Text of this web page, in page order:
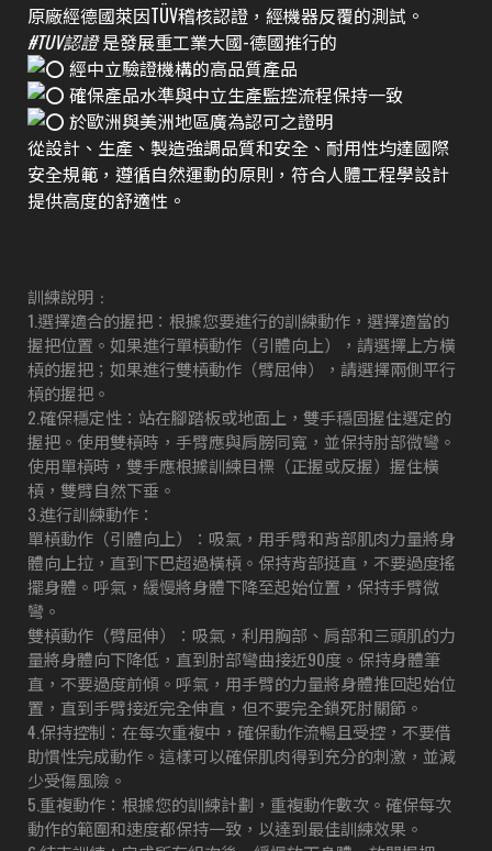
原廠經德國萊因TÜV稽核認證，經機器反覆的測試。
#TUV認證是發展重工業大國-德國推行的
經中立驗證機構的高品質產品
確保產品水準與中立生產監控流程保持一致
於歐洲與美洲地區廣為認可之證明
從設計、生產、製造強調品質和安全、耐用性均達國際
安全規範，遵循自然運動的原則，符合人體工程學設計
提供高度的舒適性。
訓練說明﹕
1.選擇適合的握把：根據您要進行的訓練動作，選擇適當的
握把位置。如果進行單槓動作（引體向上），請選擇上方橫
槓的握把；如果進行雙槓動作（臂屈伸），請選擇兩側平行
槓的握把。
2.確保穩定性：站在腳踏板或地面上，雙手穩固握住選定的
握把。使用雙槓時，手臂應與肩膀同寬，並保持肘部微彎。
使用單槓時，雙手應根據訓練目標（正握或反握）握住橫
槓，雙臂自然下垂。
3.進行訓練動作：
單槓動作（引體向上）：吸氣，用手臂和背部肌肉力量將身
體向上拉，直到下巴超過橫槓。保持背部挺直，不要過度搖
擺身體。呼氣，緩慢將身體下降至起始位置，保持手臂微
彎。
雙槓動作（臂屈伸）：吸氣，利用胸部、肩部和三頭肌的力
量將身體向下降低，直到肘部彎曲接近90度。保持身體筆
直，不要過度前傾。呼氣，用手臂的力量將身體推回起始位
置，直到手臂接近完全伸直，但不要完全鎖死肘關節。
4.保持控制：在每次重複中，確保動作流暢且受控，不要借
助慣性完成動作。這樣可以確保肌肉得到充分的刺激，並減
少受傷風險。
5.重複動作：根據您的訓練計劃，重複動作數次。確保每次
動作的範圍和速度都保持一致，以達到最佳訓練效果。